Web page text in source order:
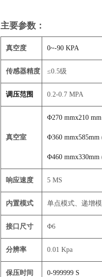
主要参数：
真空度 0~-90 KPA
传感器精度 ≤0.5级
调压范围 0.2-0.7 MPA
真空室
Φ270 mmx210
Φ360 mmx585mm
Φ460
响应速度 5 MS
内置模式 单点模式、递增
接口尺寸 Φ6
分辨率 0.01 Kpa
保压时间 0-999999 S